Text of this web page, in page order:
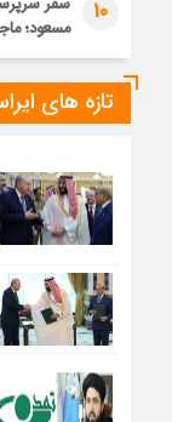
10
مسعود؛
تازه های